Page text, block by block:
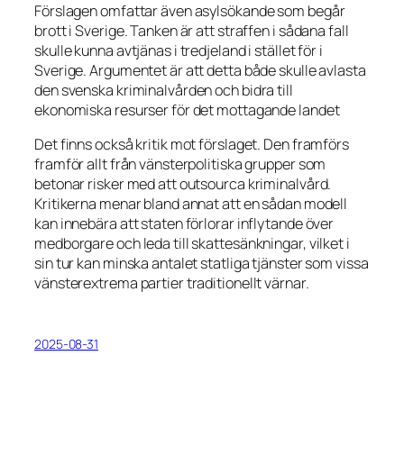
Förslagen omfattar även asylsökande som begår
brott i Sverige. Tanken är att straffen i sådana fall
skulle kunna avtjänas i tredjeland i stället för i
Sverige. Argumentet är att detta både skulle avlasta
den svenska kriminalvården och bidra till
ekonomiska resurser för det mottagande landet
Det finns också kritik mot förslaget. Den framförs
framför allt från vänsterpolitiska grupper som
betonar risker med att outsourca kriminalvård.
Kritikerna menar bland annat att en sådan modell
kan innebära att staten förlorar inflytande över
medborgare och leda till skattesänkningar, vilket i
sin tur kan minska antalet statliga tjänster som vissa
vänsterextrema partier traditionellt värnar.
2025-08-31